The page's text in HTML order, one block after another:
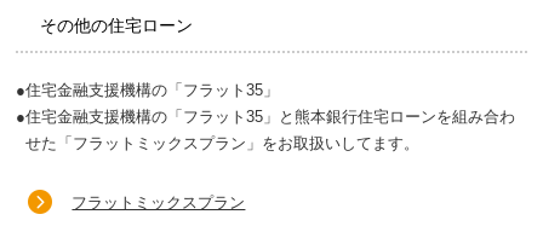
その他の住宅ローン
●住宅金融支援機構の「フラット35」
●住宅金融支援機構の「フラット35」と熊本銀行住宅ローンを組み合わ
せた「フラットミックスプラン」をお取扱いしてます。
フラットミックスプラン